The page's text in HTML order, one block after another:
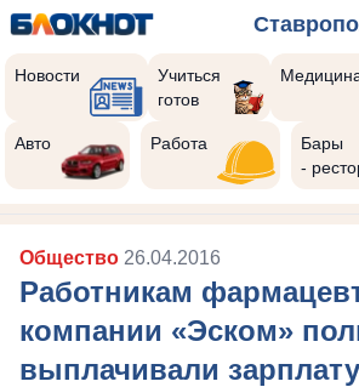
Новости
Учиться
готов
Авто Работа
Бары
-
Общество 26.04.2016
Работникам
компании «Эском»
выплачивали зарплату